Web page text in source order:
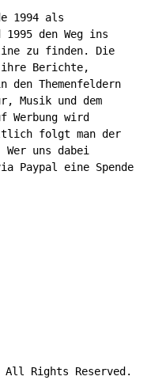
1994 als
den Weg ins
zu finden. Die
ihre Berichte,
Themenfeldern
Musik und dem
Werbung wird
folgt man der
uns dabei
Paypal eine Spende
All Rights Reserved.